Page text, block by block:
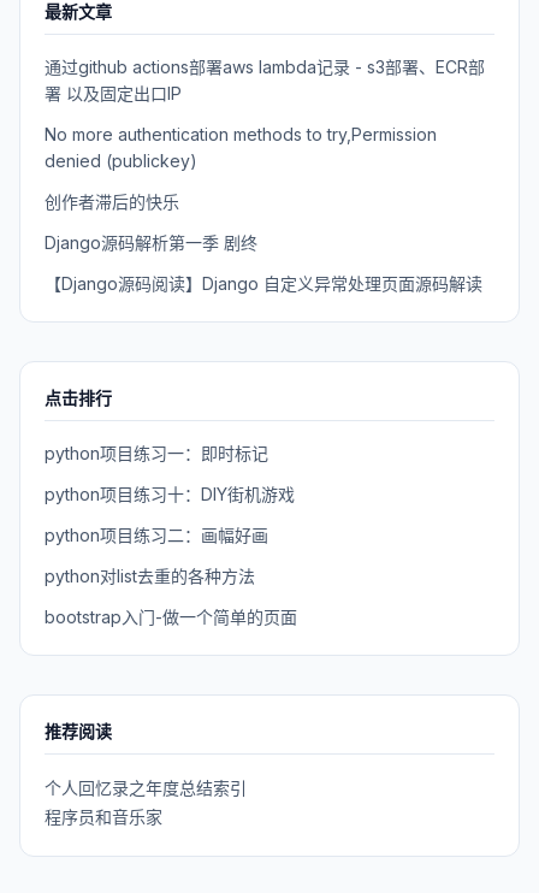
最新文章
通过github actions部署aws lambda记录 - s3部署、ECR部
署 以及固定出口IP
No more authentication methods to try,Permission
denied (publickey)
创作者滞后的快乐
Django源码解析第一季 剧终
【Django源码阅读】Django 自定义异常处理页面源码解读
点击排行
python项目练习一：即时标记
python项目练习十：DIY街机游戏
python项目练习二：画幅好画
python对list去重的各种方法
bootstrap入门-做一个简单的页面
推荐阅读
个人回忆录之年度总结索引
程序员和音乐家